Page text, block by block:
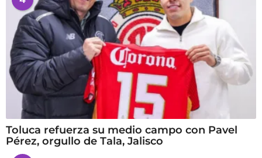
Toluca refuerza su medio campo con Pavel
Pérez, orgullo de Tala, Jalisco